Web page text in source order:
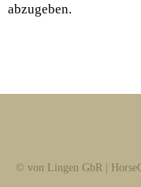
abzugeben.
© von Lingen GbR |